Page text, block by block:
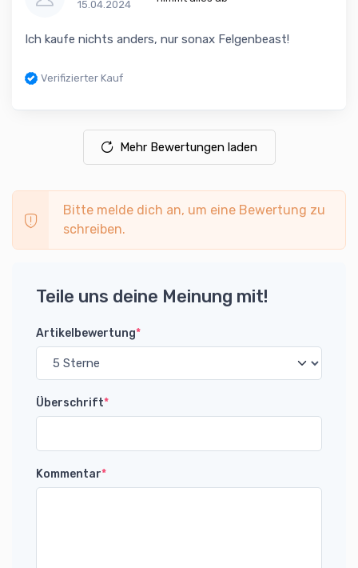
15.04.2024
Ich kaufe nichts anders, nur sonax Felgenbeast!
Verifizierter Kauf
Mehr Bewertungen laden
Bitte melde dich an, um eine Bewertung zu
schreiben.
Teile uns deine Meinung mit!
Artikelbewertung*
Überschrift*
Kommentar*